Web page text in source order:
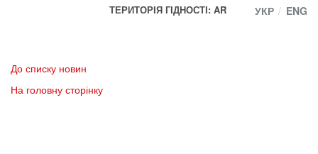
ТЕРИТОРІЯ ГІДНОСТІ: AR
УКР ENG
До списку новин
На головну сторінку